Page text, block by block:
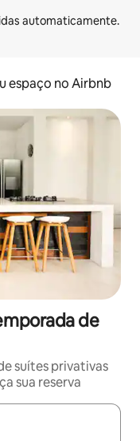
espaço no Airbnb
de
suítes privativas
sua reserva
explore-os